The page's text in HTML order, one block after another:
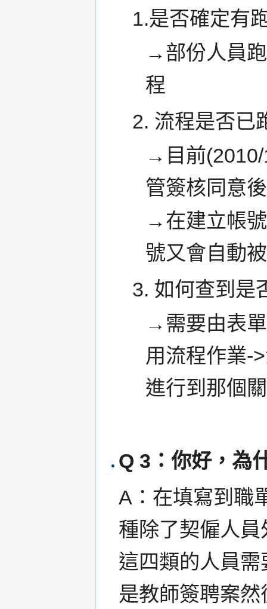
1.是否確定有
→部份人員
程
2. 流程是否已
→目前(2010/
管簽核同意
→在建立帳
號又會自動
3. 如何查到是
→需要由表
用流程作業-
進行到那個
Q 3：你好，為
A：在填寫到職
種除了契僱人
這四類的人員
是教師簽聘案